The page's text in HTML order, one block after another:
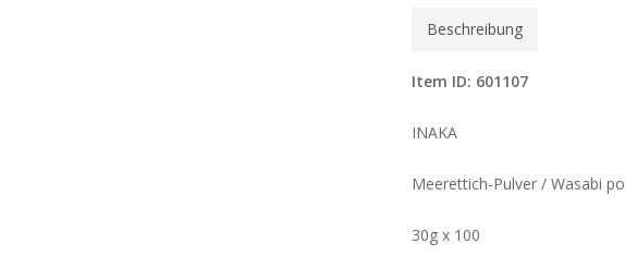
Beschreibung
Item ID: 601107
INAKA
Meerettich-Pulver / Wasabi
30g x 100